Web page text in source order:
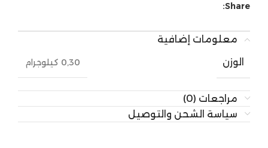
Share:
معلومات إضافية
الوزن
0,30 كيلوجرام
مراجعات (0)
سياسة الشحن والتوصيل